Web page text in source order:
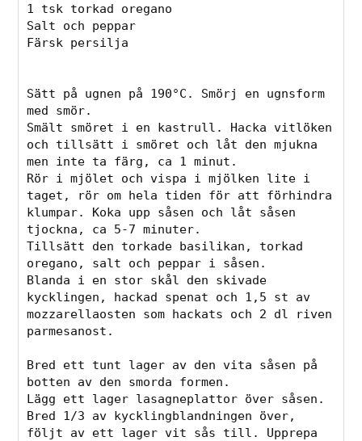
1 tsk torkad oregano
Salt och peppar
Färsk persilja
Sätt på ugnen på 190°C. Smörj en ugnsform
med smör.
Smält smöret i en kastrull. Hacka vitlöken
och tillsätt i smöret och låt den mjukna
men inte ta färg, ca 1 minut.
Rör i mjölet och vispa i mjölken lite i
taget, rör om hela tiden för att förhindra
klumpar. Koka upp såsen och låt såsen
tjockna, ca 5-7 minuter.
Tillsätt den torkade basilikan, torkad
oregano, salt och peppar i såsen.
Blanda i en stor skål den skivade
kycklingen, hackad spenat och 1,5 st av
mozzarellaosten som hackats och 2 dl riven
parmesanost.
Bred ett tunt lager av den vita såsen på
botten av den smorda formen.
Lägg ett lager lasagneplattor över såsen.
Bred 1/3 av kycklingblandningen över,
följt av ett lager vit sås till. Upprepa